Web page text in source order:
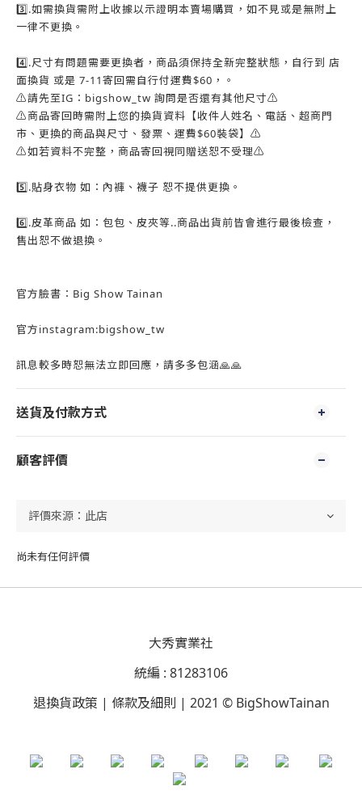
3️⃣.如需換貨需附上收據以示證明本賣場購買，如不見或是無附上
一律不更換。
4️⃣.尺寸有問題需要更換者，商品須保持全新完整狀態，自行到 店
面換貨 或是 7-11寄回需自行付運費$60，。
⚠️請先至IG：bigshow_tw 詢問是否還有其他尺寸⚠️
⚠️商品寄回時需附上您的換貨資料【收件人姓名、電話、超商門
市、更換的商品與尺寸、發票、運費$60裝袋】⚠️
⚠️如若資料不完整，商品寄回視同贈送恕不受理⚠️
5️⃣.貼身衣物 如：內褲、襪子 恕不提供更換。
6️⃣.皮革商品 如：包包、皮夾等..商品出貨前皆會進行最後檢查，
售出恕不做退換。
官方臉書：Big Show Tainan
官方instagram:bigshow_tw
訊息較多時恕無法立即回應，請多多包涵🙏🙏
送貨及付款方式
顧客評價
尚未有任何評價
大秀實業社
統編 : 81283106
退換貨政策 | 條款及細則 | 2021 © BigShowTainan